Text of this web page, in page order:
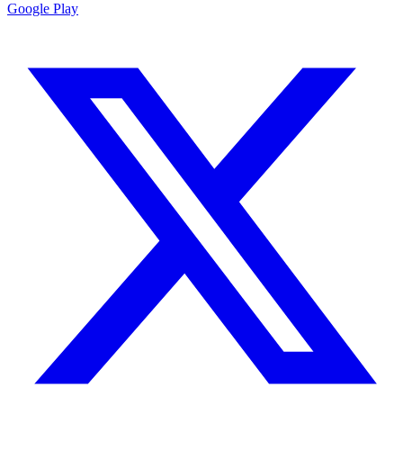
Google Play